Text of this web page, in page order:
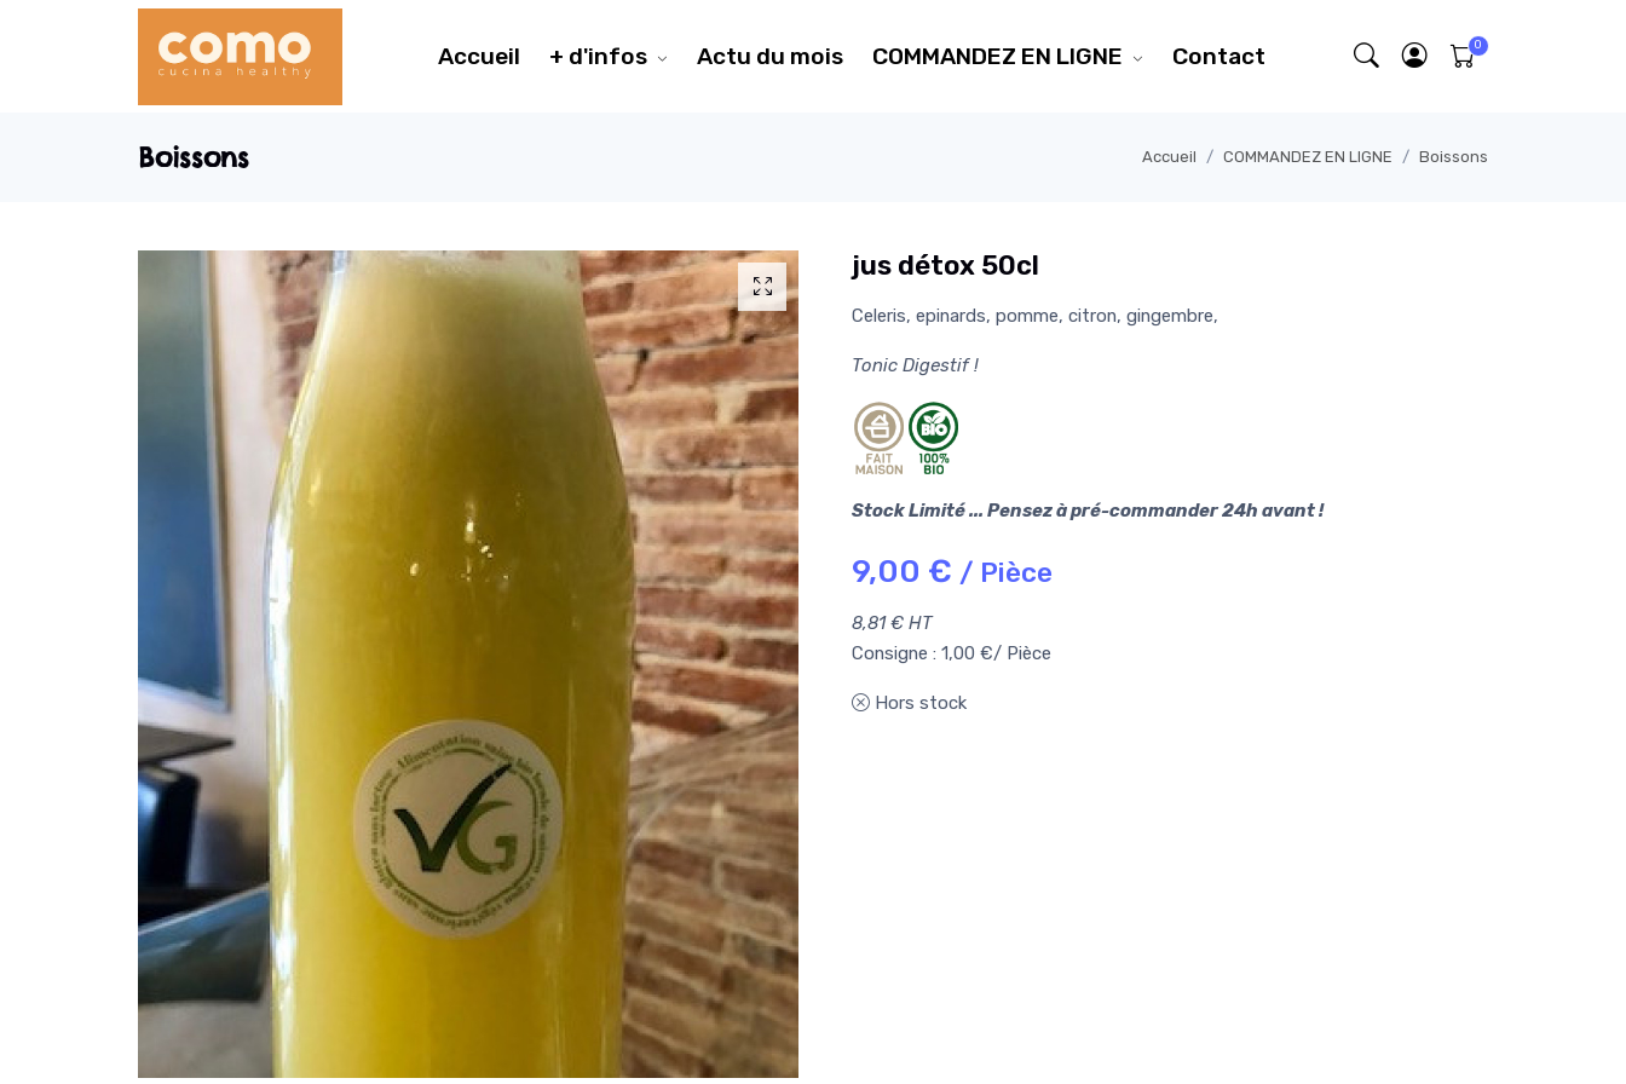
Accueil + d'infos Actu du mois COMMANDEZ EN LIGNE Contact
Boissons Accueil COMMANDEZ EN LIGNE Boissons
jus détox 50cl
Celeris, epinards, pomme, citron, gingembre,
Tonic Digestif !
Stock Limité ... Pensez à pré-commander 24h avant !
9,00 € / Pièce
8,81 € HT
Consigne : 1,00 €/ Pièce
Hors stock